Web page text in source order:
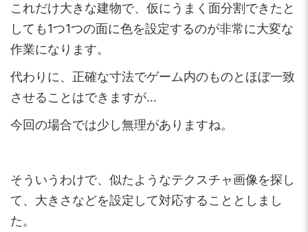
これだけ大きな建物で、仮にうまく面分割できたと
しても1つ1つの面に色を設定するのが非常に大変な
作業になります。
代わりに、正確な寸法でゲーム内のものとほぼ一致
させることはできますが…
今回の場合では少し無理がありますね。
そういうわけで、似たようなテクスチャ画像を探し
て、大きさなどを設定して対応することとしまし
た。